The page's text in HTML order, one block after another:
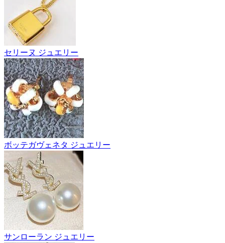
セリーヌ ジュエリー
ボッテガヴェネタ ジュエリー
サンローラン ジュエリー